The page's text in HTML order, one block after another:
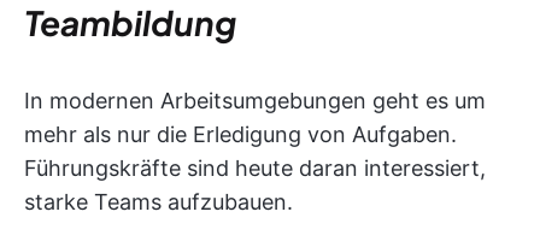
Teambildung
In modernen Arbeitsumgebungen geht es um
mehr als nur die Erledigung von Aufgaben.
Führungskräfte sind heute daran interessiert,
starke Teams aufzubauen.